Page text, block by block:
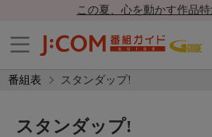
この夏、心を動かす作品
番組表 スタンダップ!
スタンダップ!